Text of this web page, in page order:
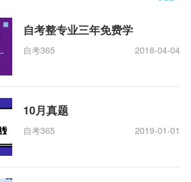
自考整专业三年免费学
自考365 2018-04-04
10月真题
自考365 2019-01-01